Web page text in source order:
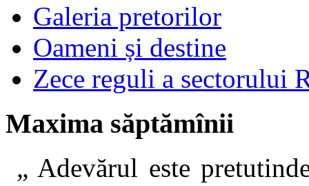
Galeria pretorilor
Oameni și destine
Zece reguli a sectorului
Maxima săptămînii
„ Adevărul este